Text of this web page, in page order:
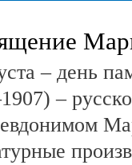
– день
–